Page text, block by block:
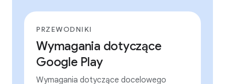
PRZEWODNIKI
Wymagania dotyczące
Google Play
Wymagania dotyczące docelowego